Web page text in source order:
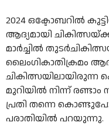
2024 ഒക്ടോബറിൽ
ആദ്യമായി
മാർച്ചിൽ
ലൈംഗികാതിക്രമം
ചികിത്സയിലായിരുന്ന
മുറിയിൽ നിന്ന് രണ്ടാം
പ്രതി തന്നെ
പരാതിയിൽ പറയുന്നു.